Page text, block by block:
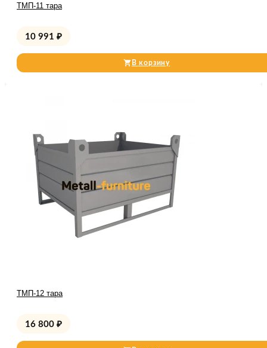
ТМП-11 тара
10 991 ₽
В корзину
ТМП-12 тара
16 800 ₽